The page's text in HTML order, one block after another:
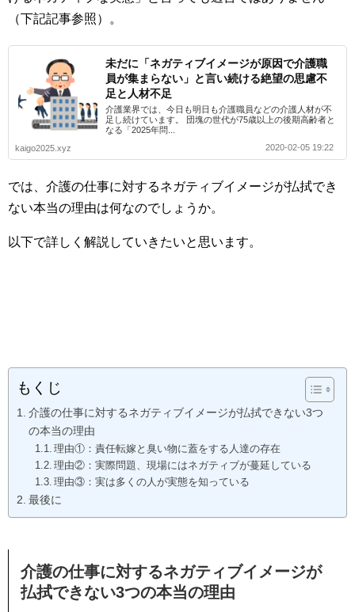
（下記記事参照）。
未だに「ネガティブイメージが原因で介護職
員が集まらない」と言い続ける絶望の思慮不
足と人材不足
介護業界では、今日も明日も介護職員などの介護人材が不
足し続けています。 団塊の世代が75歳以上の後期高齢者と
なる「2025年問...
kaigo2025.xyz
2020-02-05 19:22
では、介護の仕事に対するネガティブイメージが払拭でき
ない本当の理由は何なのでしょうか。
以下で詳しく解説していきたいと思います。
もくじ
介護の仕事に対するネガティブイメージが払拭できない3つ
の本当の理由
理由①：責任転嫁と臭い物に蓋をする人達の存在
理由②：実際問題、現場にはネガティブが蔓延している
理由③：実は多くの人が実態を知っている
最後に
介護の仕事に対するネガティブイメージが
払拭できない3つの本当の理由